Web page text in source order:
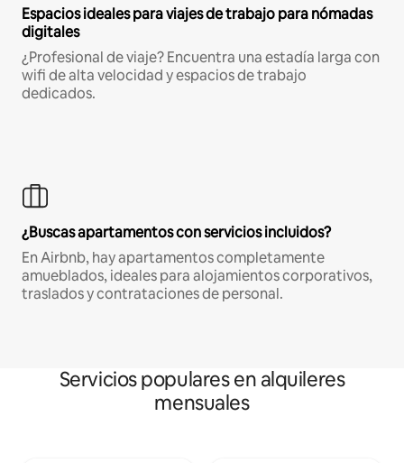
Espacios ideales para viajes de trabajo para nómadas
digitales
¿Profesional de viaje? Encuentra una estadía larga con
wifi de alta velocidad y espacios de trabajo
dedicados.
¿Buscas apartamentos con servicios incluidos?
En Airbnb, hay apartamentos completamente
amueblados, ideales para alojamientos corporativos,
traslados y contrataciones de personal.
Servicios populares en alquileres
mensuales